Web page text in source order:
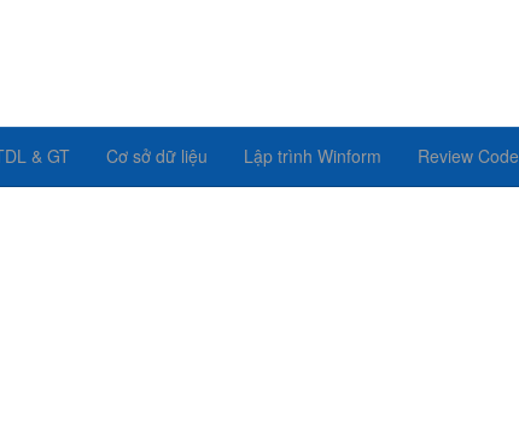
& GT Cơ sở dữ liệu Lập trình Winform Review Code